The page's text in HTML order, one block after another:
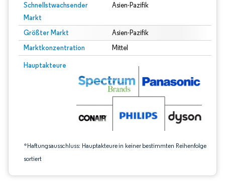
Schnellstwachsender
Markt
Asien-Pazifik
Größter Markt Asien-Pazifik
Marktkonzentration Mittel
Hauptakteure
*Haftungsausschluss: Hauptakteure in keiner bestimmten Reihenfolge
sortiert
Bild © Mordor Intelligence. Wiederverwendung erfordert Namensnennung